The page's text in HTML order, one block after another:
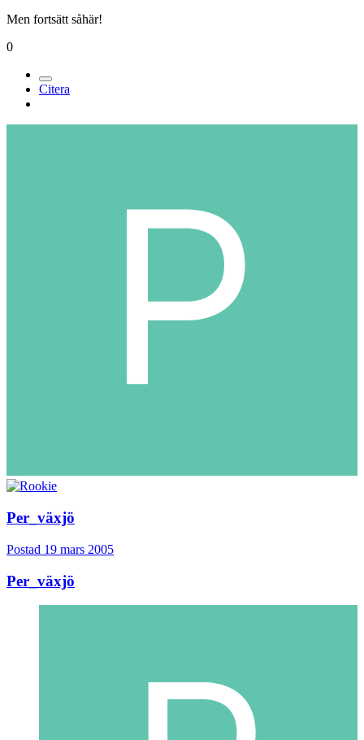
Men fortsätt såhär!
0
Citera
Per_växjö
Postad 19 mars 2005
Per_växjö